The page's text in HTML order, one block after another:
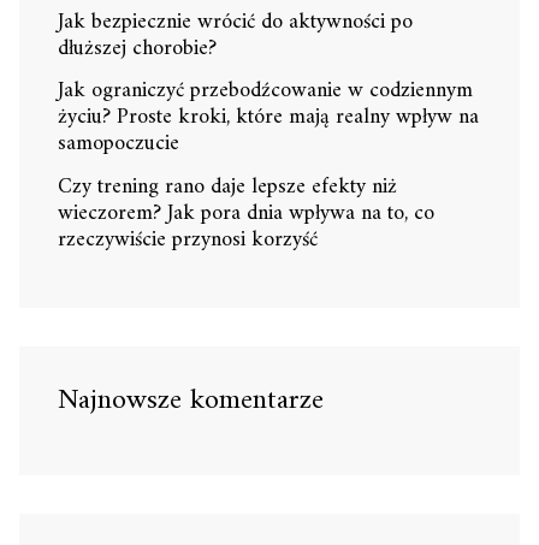
Jak bezpiecznie wrócić do aktywności po
dłuższej chorobie?
Jak ograniczyć przebodźcowanie w codziennym
życiu? Proste kroki, które mają realny wpływ na
samopoczucie
Czy trening rano daje lepsze efekty niż
wieczorem? Jak pora dnia wpływa na to, co
rzeczywiście przynosi korzyść
Najnowsze komentarze